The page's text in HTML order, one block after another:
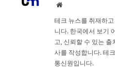
Website
테크 뉴스를 취재하
니다. 한국에서 보기
고, 신뢰할 수 있는
사를 작성합니다. 테
통신원입니다.